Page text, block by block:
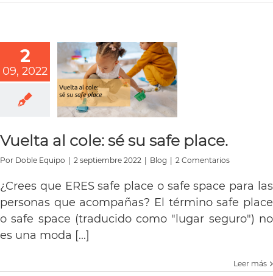
2
09, 2022
Vuelta al cole: sé su safe place.
Por Doble Equipo 2 septiembre 2022 Blog 2 Comentarios
¿Crees que ERES safe place o safe space para las
personas que acompañas? El término safe place
o safe space (traducido como "lugar seguro") no
es una moda [...]
Leer más